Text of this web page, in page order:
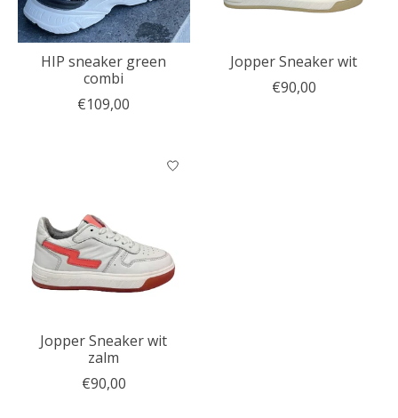
HIP sneaker green
combi
€109,00
Jopper Sneaker wit
€90,00
Jopper Sneaker wit
zalm
€90,00